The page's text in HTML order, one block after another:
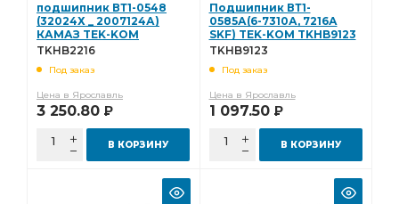
подшипник ВТ1-0548
(32024Х _ 2007124А)
КАМАЗ TEK-KOM
TKHB2216 TKHB2216
TKHB2216
Под заказ
Цена в Ярославль
3 250.80 Р
В КОРЗИНУ
Подшипник ВТ1-
0585А(6-7310А, 7216А
SKF) TEK-KOM TKHB9123
TKHB9123
TKHB9123
Под заказ
Цена в Ярославль
1 097.50 Р
В КОРЗИНУ